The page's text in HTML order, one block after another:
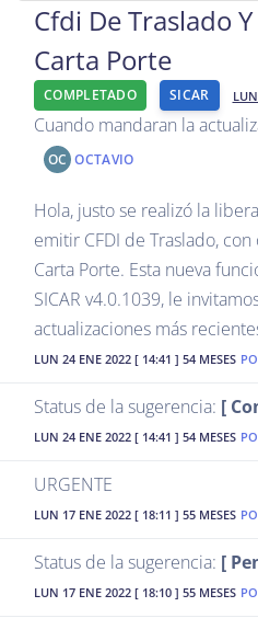
Cfdi De Traslado
Carta Porte
COMPLETADO SICAR
Cuando mandaran la
OC OCTAVIO
Hola, justo se realizó la
emitir CFDI de Traslado,
Carta Porte. Esta nueva
SICAR v4.0.1039, le
actualizaciones más
LUN 24 ENE 2022 [ 14:41 ] 54 MESES
Status de la sugerencia: [
LUN 24 ENE 2022 [ 14:41 ] 54 MESES
URGENTE
LUN 17 ENE 2022 [ 18:11 ] 55 MESES
Status de la sugerencia: [
LUN 17 ENE 2022 [ 18:10 ] 55 MESES